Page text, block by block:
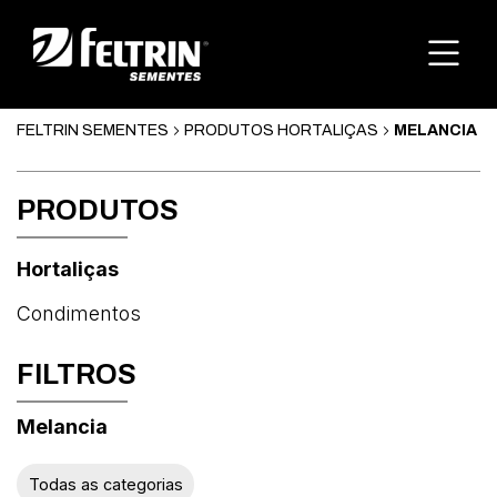
FELTRIN SEMENTES PRODUTOS HORTALIÇAS MELANCIA
PRODUTOS
Hortaliças
Condimentos
FILTROS
Melancia
Todas as categorias